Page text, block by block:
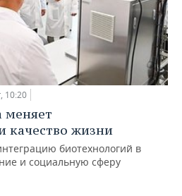
10:20
меняет
качество жизни
биотехнологий в
и социальную сферу